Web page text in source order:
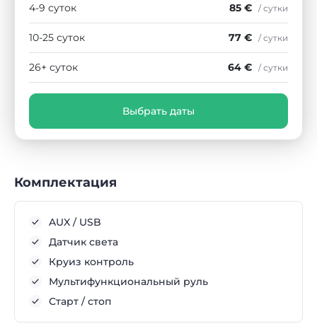
4-9 суток 85 € / сутки
10-25 суток 77 € / сутки
26+ суток 64 € / сутки
Выбрать даты
Комплектация
AUX / USB
Датчик света
Круиз контроль
Мультифункциональный руль
Старт / стоп